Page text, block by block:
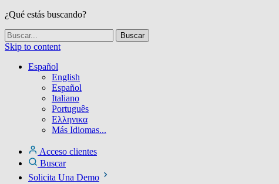
¿Qué estás buscando?
Skip to content
Español
English
Español
Italiano
Português
Ελληνικα
Más Idiomas...
Acceso clientes
Buscar
Solicita Una Demo